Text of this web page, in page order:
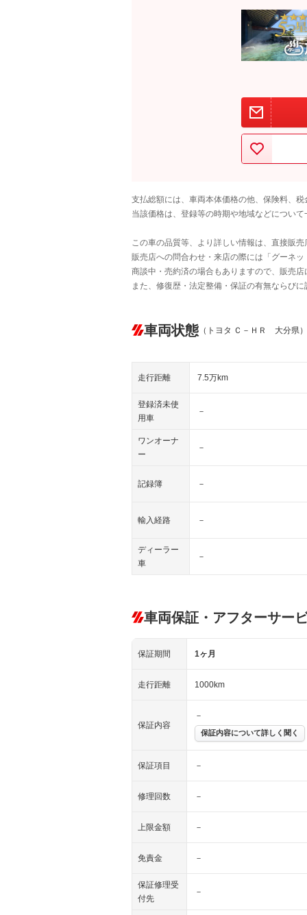
支払総額には、車両本体価格の他、保険料、
当該価格は、登録等の時期や地域などについ
この車の品質等、より詳しい情報は、直接販
販売店への問合わせ・来店の際には「グーネ
商談中・売約済の場合もありますので、販売
また、修復歴・法定整備・保証の有無ならび
車両状態 （トヨタ Ｃ－ＨＲ 大分県）
走行距離 7.5万km
登録済未使
用車
－
ワンオーナ
ー
－
記録簿 －
輸入経路 －
ディーラー
車
－
車両保証・アフターサー
保証期間 1ヶ月
走行距離 1000km
保証内容
－
保証内容について詳しく聞く
保証項目 －
修理回数 －
上限金額 －
免責金 －
保証修理受
付先
－